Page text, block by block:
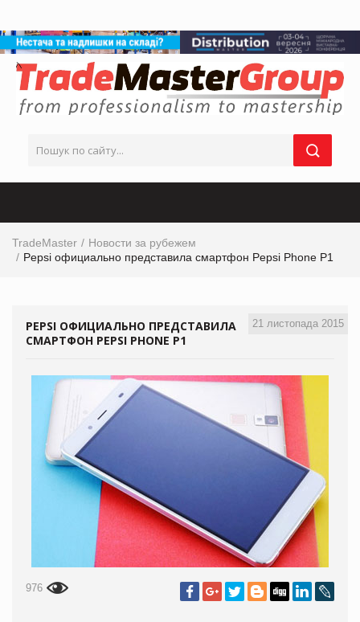
TradeMaster
Новости за рубежем
Pepsi официально представила смартфон Pepsi Phone P1
21 листопада 2015
PEPSI ОФИЦИАЛЬНО ПРЕДСТАВИЛА
СМАРТФОН PEPSI PHONE P1
976